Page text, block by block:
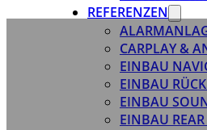
REFERENZEN
CARPLAY &
EINBAU
EINBAU
EINBAU
EINBAU